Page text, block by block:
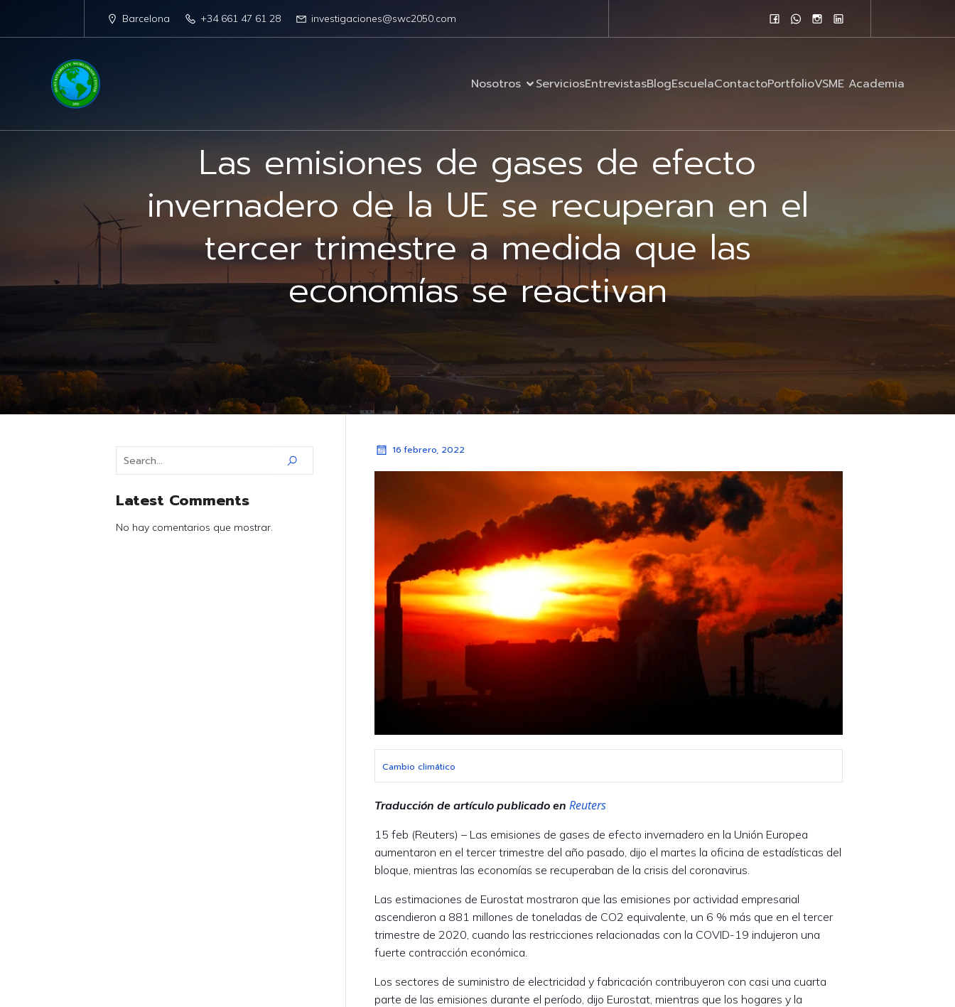
Barcelona +34 661 47 61 28 investigaciones@swc2050.com
Nosotros ServiciosEntrevistasBlogEscuelaContactoPortfolioVSME Academia
Las emisiones de gases de efecto
invernadero de la UE se recuperan en el
tercer trimestre a medida que las
economías se reactivan
Latest Comments
No hay comentarios que mostrar.
16 febrero, 2022
Cambio climático
Traducción de artículo publicado en Reuters
15 feb (Reuters) – Las emisiones de gases de efecto invernadero en la Unión Europea
aumentaron en el tercer trimestre del año pasado, dijo el martes la oficina de estadísticas del
bloque, mientras las economías se recuperaban de la crisis del coronavirus.
Las estimaciones de Eurostat mostraron que las emisiones por actividad empresarial
ascendieron a 881 millones de toneladas de CO2 equivalente, un 6 % más que en el tercer
trimestre de 2020, cuando las restricciones relacionadas con la COVID-19 indujeron una
fuerte contracción económica.
Los sectores de suministro de electricidad y fabricación contribuyeron con casi una cuarta
parte de las emisiones durante el período, dijo Eurostat, mientras que los hogares y la